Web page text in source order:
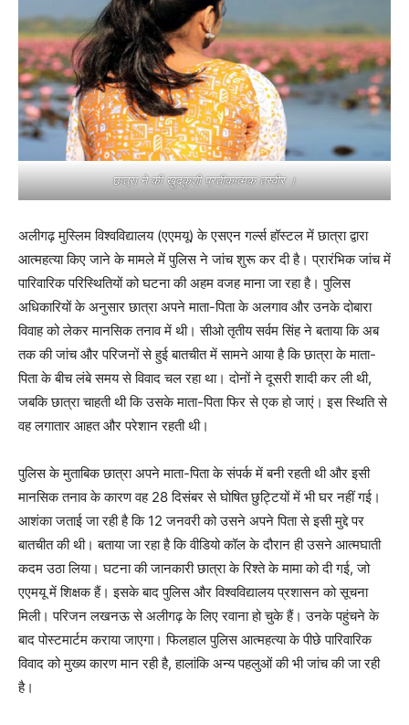
छात्रा ने की खुदकुशी प्रतीकात्मक तस्वीर ।
अलीगढ़ मुस्लिम विश्वविद्यालय (एएमयू) के एसएन गर्ल्स हॉस्टल में छात्रा द्वारा
आत्महत्या किए जाने के मामले में पुलिस ने जांच शुरू कर दी है। प्रारंभिक जांच में
पारिवारिक परिस्थितियों को घटना की अहम वजह माना जा रहा है। पुलिस
अधिकारियों के अनुसार छात्रा अपने माता-पिता के अलगाव और उनके दोबारा
विवाह को लेकर मानसिक तनाव में थी। सीओ तृतीय सर्वम सिंह ने बताया कि अब
तक की जांच और परिजनों से हुई बातचीत में सामने आया है कि छात्रा के माता-
पिता के बीच लंबे समय से विवाद चल रहा था। दोनों ने दूसरी शादी कर ली थी,
जबकि छात्रा चाहती थी कि उसके माता-पिता फिर से एक हो जाएं। इस स्थिति से
वह लगातार आहत और परेशान रहती थी।
पुलिस के मुताबिक छात्रा अपने माता-पिता के संपर्क में बनी रहती थी और इसी
मानसिक तनाव के कारण वह 28 दिसंबर से घोषित छुट्टियों में भी घर नहीं गई।
आशंका जताई जा रही है कि 12 जनवरी को उसने अपने पिता से इसी मुद्दे पर
बातचीत की थी। बताया जा रहा है कि वीडियो कॉल के दौरान ही उसने आत्मघाती
कदम उठा लिया। घटना की जानकारी छात्रा के रिश्ते के मामा को दी गई, जो
एएमयू में शिक्षक हैं। इसके बाद पुलिस और विश्वविद्यालय प्रशासन को सूचना
मिली। परिजन लखनऊ से अलीगढ़ के लिए रवाना हो चुके हैं। उनके पहुंचने के
बाद पोस्टमार्टम कराया जाएगा। फिलहाल पुलिस आत्महत्या के पीछे पारिवारिक
विवाद को मुख्य कारण मान रही है, हालांकि अन्य पहलुओं की भी जांच की जा रही
है।